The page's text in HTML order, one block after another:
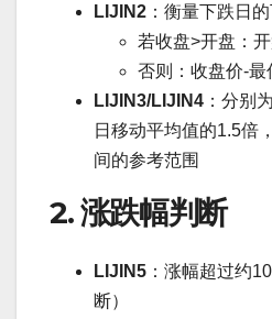
LIJIN2 ：衡量下跌日
若收盘>开盘：
否则：收盘价-最
LIJIN3/LIJIN4 ：分别
日移动平均值的1.5倍
间的参考范围
2. 涨跌幅判断
LIJIN5 ：涨幅超过约
断）